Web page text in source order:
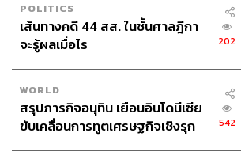
POLITICS
เส้นทางคดี 44 สส. ในชั้นศาลฎีกา
จะรู้ผลเมื่อไร
202
WORLD
สรุปภารกิจอนุทิน เยือนอินโดนีเซีย
ขับเคลื่อนการทูตเศรษฐกิจเชิงรุก
542